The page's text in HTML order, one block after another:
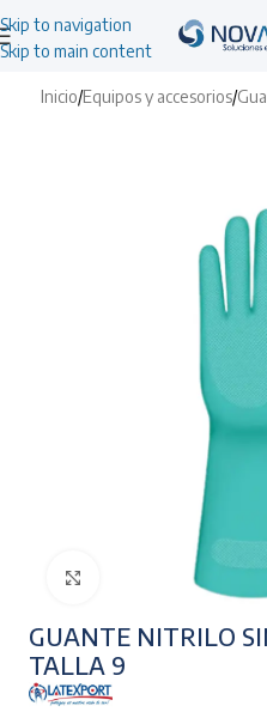
Skip to navigation
Skip to main content
Inicio/Equipos y accesorios/
Clic para ampliar
GUANTE NITRILO
TALLA 9